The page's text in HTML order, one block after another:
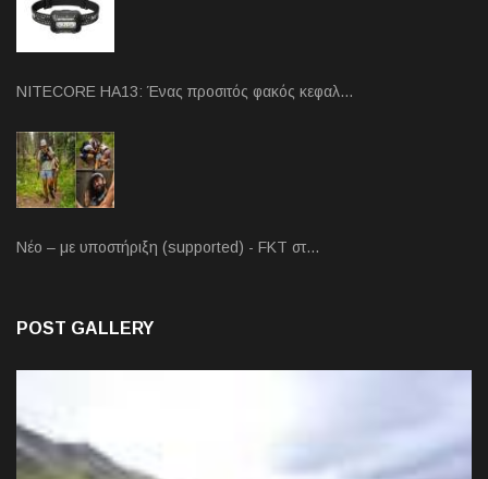
NITECORE HA13: Ένας προσιτός φακός κεφαλ…
Νέο – με υποστήριξη (supported) - FKT στ…
POST GALLERY